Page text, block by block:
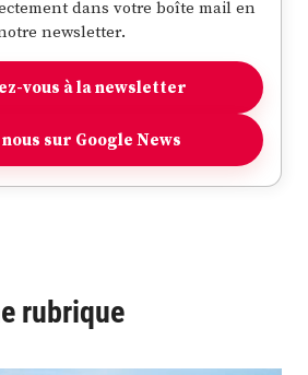
dans votre boîte mail en
newsletter.
vous à la newsletter
sur Google News
rubrique